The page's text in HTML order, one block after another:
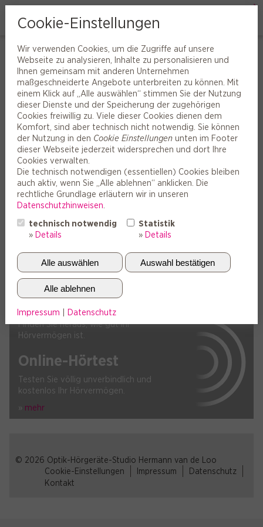
Der einfachste Weg, den richtigen
Gehörschutz zu finden
Eins ist klar: Ihre Ohren sind zwei existenziell wichtige Organe,
die einfach geschützt gehören. Wie aber schützen Sie Ihr Gehör
nun richtig? Eine Frage, die wir Ihnen gern kompetent
beantworten.
Ob individuell als Otoplastik (Formpassstück) für Ihr Gehör
gefertigt oder universell nach hohen Qualitätsstandards
hergestellt – wir bieten Ihnen genau die Gehörschutz-Lösung,
die zu Ihren persönlichen Höranforderungen und -wünschen
passt
ganzer Bandbreite: beim Duschen, Baden und Wassersport,
beim Schlafen ohne nächtliche Ruhestörung, beim
Gebrauch von Smartphones. Auch das Standard-Gehörschutz-
Programm umfasst clevere Lösungen aller Art: etwa für Hobby
und Arbeit, Reisen und Schlafen, Straßenverkehr, Schwimmen
und Musikgenuss.
Finden Sie heraus, wie gut Ihr
Hörvermögen ist.
Online-Hörtest
Testen Sie völlig unverbindlich und
kostenlos Ihr Hörvermögen.
» mehr
© 2026 Optik-Hörgeräte-Studio Hermann van de Loo
Cookie-Einstellungen
Impressum
Datenschutz
Kontakt
Cookie-Einstellungen
Wir verwenden Cookies, um die Zugriffe auf unsere
Webseite zu analysieren, Inhalte zu personalisieren und
Ihnen gemeinsam mit anderen Unternehmen
maßgeschneiderte Angebote unterbreiten zu können. Mit
einem Klick auf „Alle auswählen“ stimmen Sie der Nutzung
dieser Dienste und der Speicherung der zugehörigen
Cookies freiwillig zu. Viele dieser Cookies dienen dem
Komfort, sind aber technisch nicht notwendig. Sie können
der Nutzung in den Cookie Einstellungenunten im Footer
dieser Webseite jederzeit widersprechen und dort Ihre
Cookies verwalten.
Die technisch notwendigen (essentiellen) Cookies bleiben
auch aktiv, wenn Sie „Alle ablehnen“ anklicken. Die
rechtliche Grundlage erläutern wir in unseren
Datenschutzhinweisen.
technisch notwendig
» Details
Statistik
» Details
Alle auswählen Auswahl bestätigen
Alle ablehnen
Impressum Datenschutz